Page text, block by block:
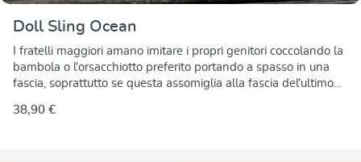
Doll Sling Ocean
I fratelli maggiori amano imitare i propri genitori coccolando la
bambola o l'orsacchiotto preferito portando a spasso in una
fascia, soprattutto se questa assomiglia alla fascia del'ultimo
realizzato anche una fascia per bambole abbinata. In questo
38,90 €